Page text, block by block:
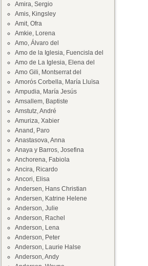
Amira, Sergio
Amis, Kingsley
Amit, Ofra
Amkie, Lorena
Amo, Álvaro del
Amo de la Iglesia, Fuencisla del
Amo de La Iglesia, Elena del
Amo Gili, Montserrat del
Amorós Corbella, María Lluïsa
Ampudia, María Jesús
Amsallem, Baptiste
Amstutz, André
Amuriza, Xabier
Anand, Paro
Anastasova, Anna
Anaya y Barros, Josefina
Anchorena, Fabiola
Ancira, Ricardo
Ancori, Elisa
Andersen, Hans Christian
Andersen, Katrine Helene
Anderson, Julie
Anderson, Rachel
Anderson, Lena
Anderson, Peter
Anderson, Laurie Halse
Anderson, Andy